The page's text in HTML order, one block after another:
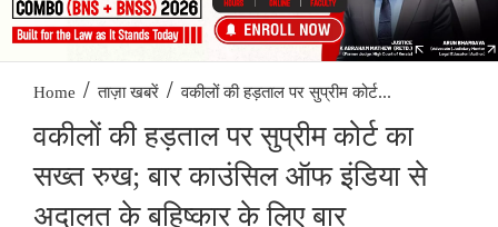
Home / ताज़ा खबरें / वकीलों की हड़ताल पर सुप्रीम कोर्ट...
वकीलों की हड़ताल पर सुप्रीम कोर्ट का
सख्त रुख; बार काउंसिल ऑफ इंडिया से
अदालत के बहिष्कार के लिए बार